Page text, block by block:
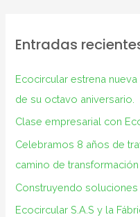
a
r
:
Entradas
Ecocircular estrena
de su octavo aniversario.
Clase empresarial con
Celebramos 8 años de
camino de transformación
Construyendo
Ecocircular S.A.S y la